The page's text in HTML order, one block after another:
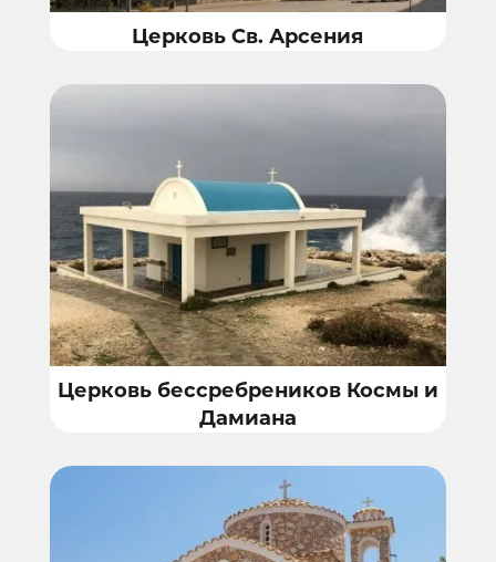
Церковь Св. Арсения
Церковь бессребреников Космы и
Дамиана